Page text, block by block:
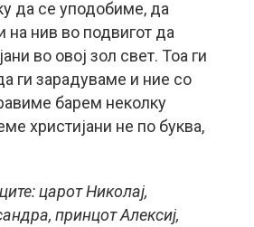
да се уподобиме, да
на нив во подвигот да
во овој зол свет. Тоа ги
ги зарадуваме и ние со
барем неколку
христијани не по буква,
царот Николај,
принцот Алексиј,